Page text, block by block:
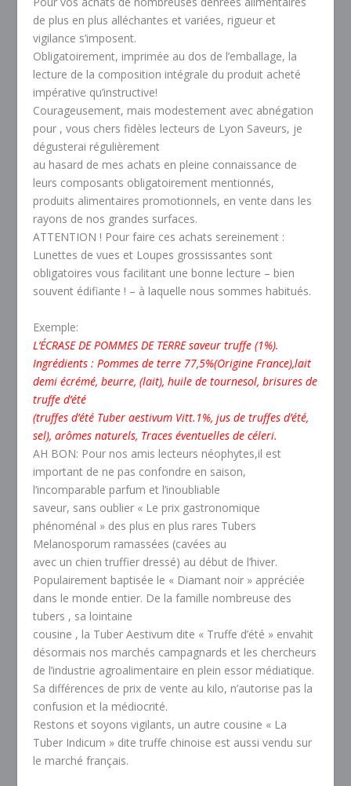
de plus en plus alléchantes et variées, rigueur et
vigilance s’imposent.
Obligatoirement, imprimée au dos de l’emballage, la
lecture de la composition intégrale du produit acheté
impérative qu’instructive!
Courageusement, mais modestement avec abnégation
pour , vous chers fidèles lecteurs de Lyon Saveurs, je
dégusterai régulièrement
au hasard de mes achats en pleine connaissance de
leurs composants obligatoirement mentionnés,
produits alimentaires promotionnels, en vente dans les
rayons de nos grandes surfaces.
ATTENTION ! Pour faire ces achats sereinement :
Lunettes de vues et Loupes grossissantes sont
obligatoires vous facilitant une bonne lecture – bien
souvent édifiante ! – à laquelle nous sommes habitués.
Exemple:
L’ÉCRASE DE POMMES DE TERRE saveur truffe (1%).
Ingrédients : Pommes de terre 77,5%(Origine France),lait
demi écrémé, beurre, (lait), huile de tournesol, brisures de
truffe d’été
(truffes d’été Tuber aestivum Vitt.1%, jus de truffes d’été,
sel), arômes naturels, Traces éventuelles de céleri.
AH BON: Pour nos amis lecteurs néophytes,il est
important de ne pas confondre en saison,
l’incomparable parfum et l’inoubliable
saveur, sans oublier « Le prix gastronomique
phénoménal » des plus en plus rares Tubers
Melanosporum ramassées (cavées au
avec un chien truffier dressé) au début de l’hiver.
Populairement baptisée le « Diamant noir » appréciée
dans le monde entier. De la famille nombreuse des
tubers , sa lointaine
cousine , la Tuber Aestivum dite « Truffe d’été » envahit
désormais nos marchés campagnards et les chercheurs
de l’industrie agroalimentaire en plein essor médiatique.
Sa différences de prix de vente au kilo, n’autorise pas la
confusion et la médiocrité.
Restons et soyons vigilants, un autre cousine « La
Tuber Indicum » dite truffe chinoise est aussi vendu sur
le marché français.